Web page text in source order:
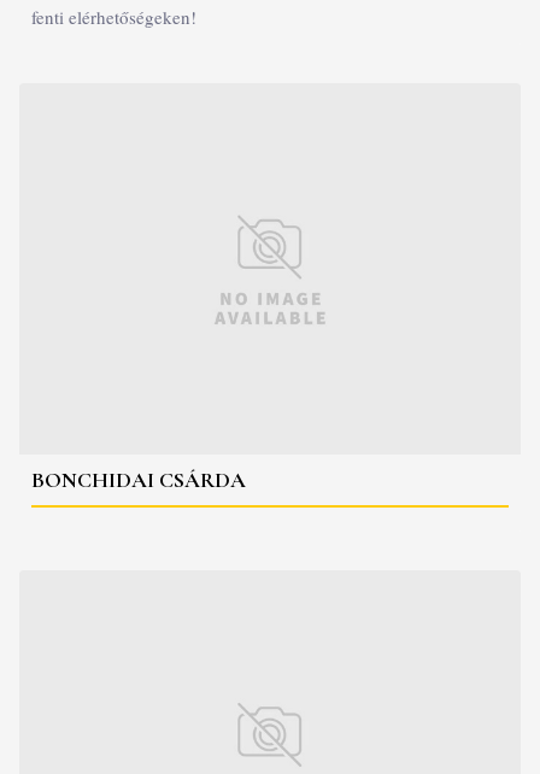
fenti elérhetőségeken!
BONCHIDAI CSÁRDA